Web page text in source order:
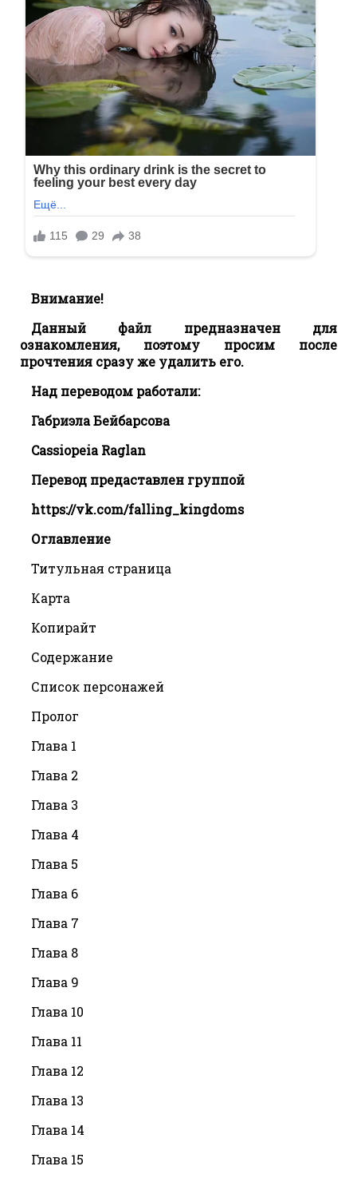
Внимание!
Данный файл предназначен для
ознакомления, поэтому просим после
прочтения сразу же удалить его.
Над переводом работали:
Габриэла Бейбарсова
Cassiopeia Raglan
Перевод предаставлен группой
https://vk.com/falling_kingdoms
Оглавление
Титульная страница
Карта
Копирайт
Содержание
Список персонажей
Пролог
Глава 1
Глава 2
Глава 3
Глава 4
Глава 5
Глава 6
Глава 7
Глава 8
Глава 9
Глава 10
Глава 11
Глава 12
Глава 13
Глава 14
Глава 15